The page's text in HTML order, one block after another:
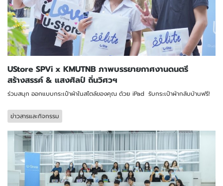
UStore SPVi x KMUTNB ภาพบรรยายกาศงานดนตรี
สร้างสรรค์ & แสงศิลป์ ถิ่นวิศวฯ
ร่วมสนุก ออกแบบกระเป๋าผ้าในสไตล์ของคุณ ด้วย iPad รับกระเป๋าผ้ากลับบ้านฟรี!
ข่าวสารและกิจกรรม